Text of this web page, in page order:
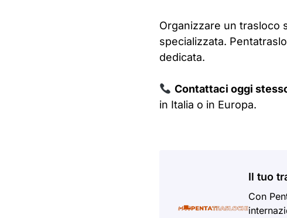
Organizzare un trasloco
specializzata.
dedicata.
Contattaci oggi
in Italia o in Europa.
Il tuo
Con